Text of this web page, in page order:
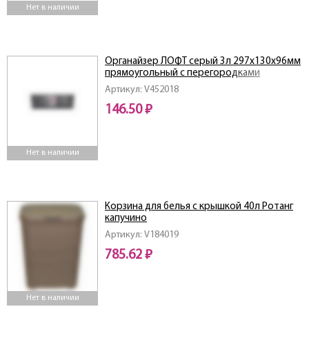
Нет в наличии
Нет в наличии
Артикул: V452018
Органайзер ЛОФТ серый 3л 297х130х96мм
прямоугольный с перегородками
146.50 ₽
Нет в наличии
Артикул: V184019
Корзина для белья с крышкой 40л Ротанг
капучино
785.62 ₽